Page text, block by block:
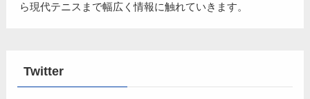
ら現代テニスまで幅広く情報に触れていきます。
Twitter